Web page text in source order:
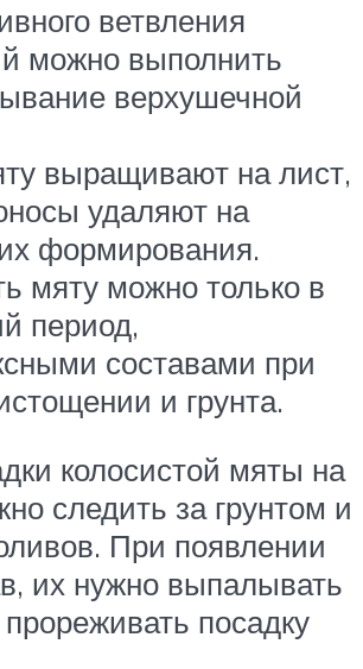
ветвления
можно выполнить
верхушечной
выращивают на лист,
удаляют на
формирования.
мяту можно только в
период,
составами при
и грунта.
колосистой мяты на
следить за грунтом и
При появлении
их нужно выпалывать
посадку